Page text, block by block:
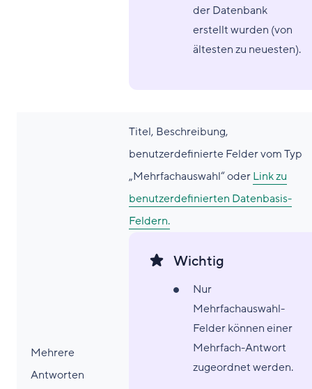
der Datenbank
erstellt wurden (von
ältesten zu neuesten).
Mehrere
Antworten
Titel, Beschreibung,
benutzerdefinierte Felder vom Typ
„Mehrfachauswahl“ oderLink zu
benutzerdefinierten Datenbasis-
Feldern.
Wichtig
Nur
Mehrfachauswahl-
Felder können einer
Mehrfach-Antwort
zugeordnet werden.